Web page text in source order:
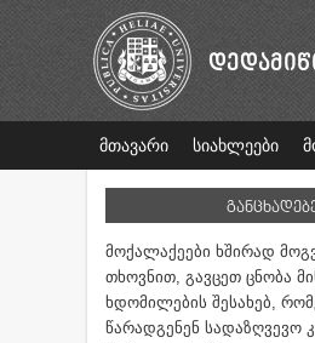
მთავარი სიახლეები
მოქალაქეები ხშირად
თხოვნით, გავცეთ ცნობა
ხდომილების შესახებ,
წარადგენენ სადაზღვევო